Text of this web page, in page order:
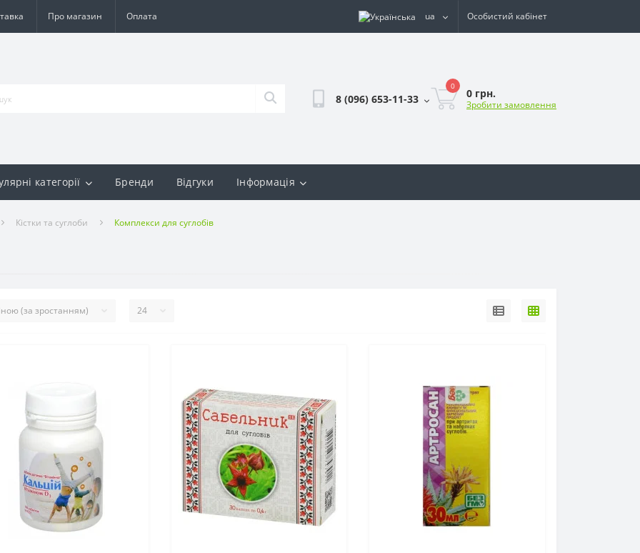
Про магазин Оплата ua Особистий кабінет
8 (096) 653-11-33
0
0 грн.
Зробити замовлення
категорії Бренди Відгуки Інформація
Кістки та суглоби Комплекси для суглобів